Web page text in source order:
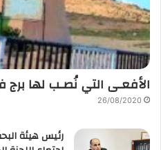
الأفعـى التي نُصـب لها
26/08/2020
رئيس هيئة